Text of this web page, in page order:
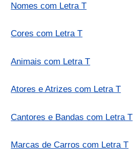
Nomes com Letra T
Cores com Letra T
Animais com Letra T
Atores e Atrizes com Letra T
Cantores e Bandas com Letra T
Marcas de Carros com Letra T